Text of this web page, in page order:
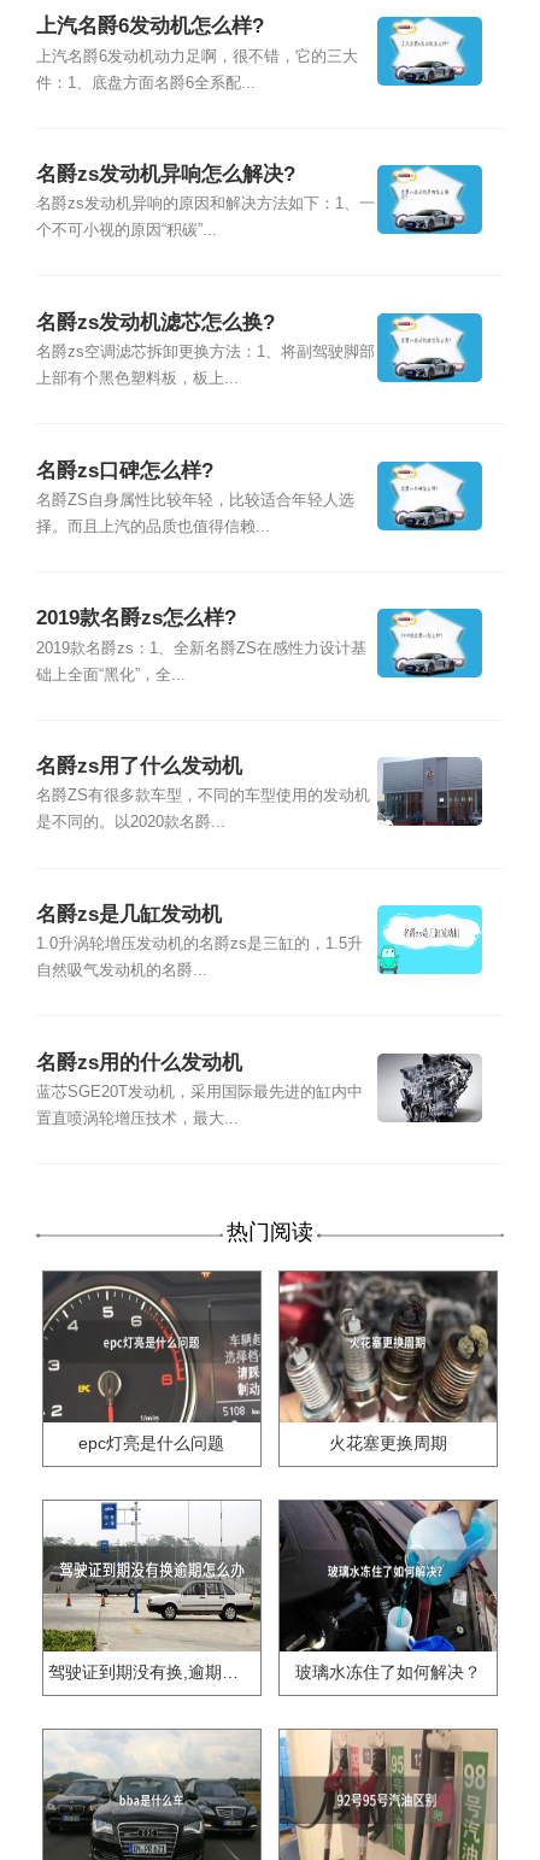
上汽名爵6发动机怎么样?
上汽名爵6发动机动力足啊，很不错，它的三大
件：1、底盘方面名爵6全系配...
名爵zs发动机异响怎么解决?
名爵zs发动机异响的原因和解决方法如下：1、一
个不可小视的原因“积碳”...
名爵zs发动机滤芯怎么换?
名爵zs空调滤芯拆卸更换方法：1、将副驾驶脚部
上部有个黑色塑料板，板上...
名爵zs口碑怎么样?
名爵ZS自身属性比较年轻，比较适合年轻人选
择。而且上汽的品质也值得信赖...
2019款名爵zs怎么样?
2019款名爵zs：1、全新名爵ZS在感性力设计基
础上全面“黑化”，全...
名爵zs用了什么发动机
名爵ZS有很多款车型，不同的车型使用的发动机
是不同的。以2020款名爵...
名爵zs是几缸发动机
1.0升涡轮增压发动机的名爵zs是三缸的，1.5升
自然吸气发动机的名爵...
名爵zs用的什么发动机
蓝芯SGE20T发动机，采用国际最先进的缸内中
置直喷涡轮增压技术，最大...
热门阅读
epc灯亮是什么问题 火花塞更换周期
驾驶证到期没有换,逾期怎么办?? 玻璃水冻住了如何解决？